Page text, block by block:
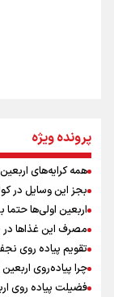
اینفو برنا /
پرونده ویژه
همه کرایه‌های اربعین ۱۴۰۵ از مرز تا نجف و کربلا
بجز این وسایل در کوله خود
اربعین اولی‌ها حتما
مصرف این غذاها در
تقویم پیاده روی نجف به کربلا
چرا پیاده‌روی
فضیلت پیاده روی